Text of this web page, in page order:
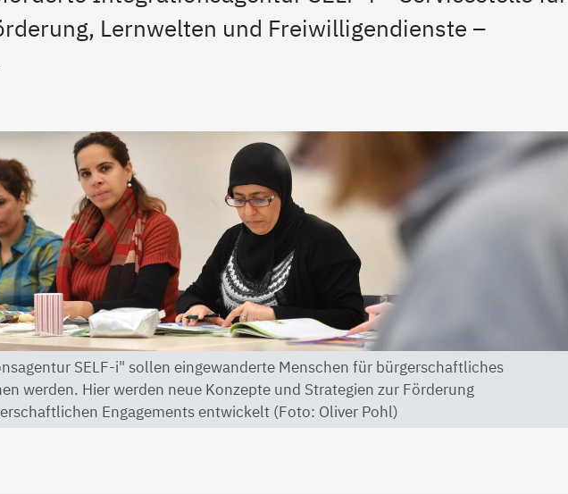
Lernwelten und Freiwilligendienste –
SELF-i" sollen eingewanderte Menschen für bürgerschaftliches
werden. Hier werden neue Konzepte und Strategien zur Förderung
Engagements entwickelt (Foto: Oliver Pohl)